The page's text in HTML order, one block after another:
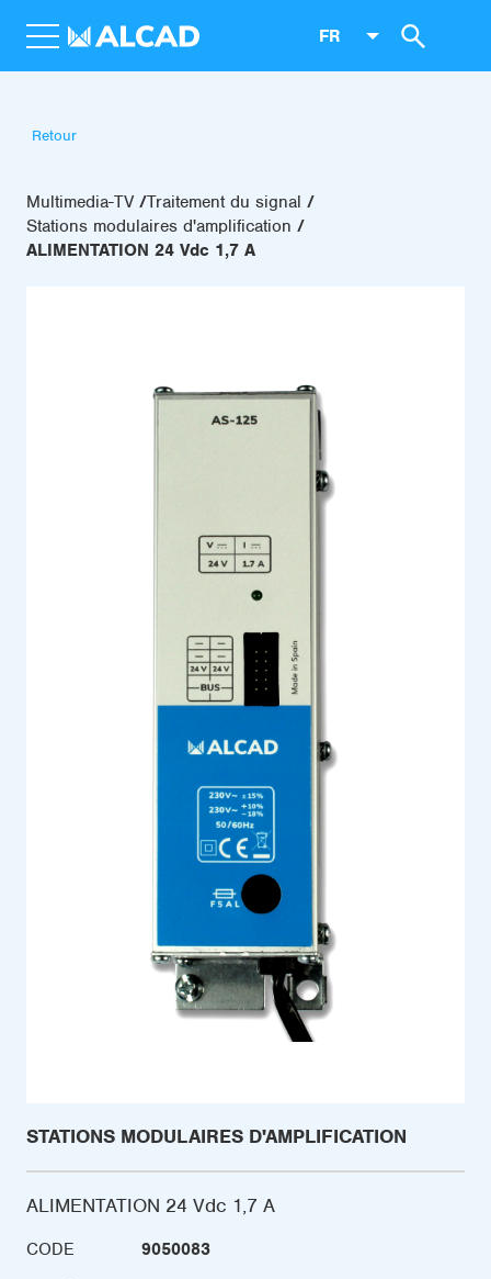
FR
Retour
Multimedia-TV Traitement du signal
Stations modulaires d'amplification
ALIMENTATION 24 Vdc 1,7 A
STATIONS MODULAIRES D'AMPLIFICATION
ALIMENTATION 24 Vdc 1,7 A
CODE
9050083